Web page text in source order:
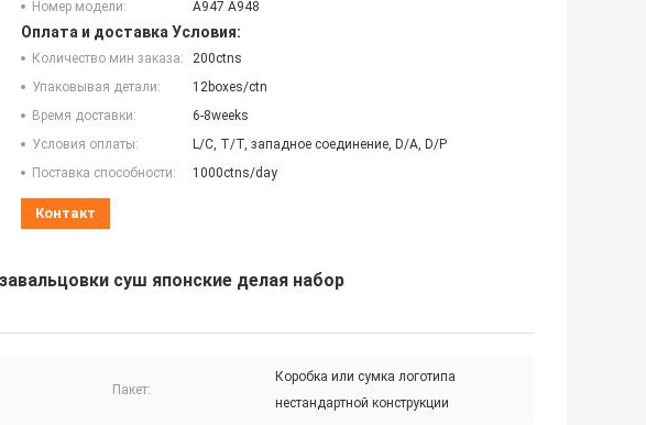
Номер модели:
A947 A948
Оплата и доставка Условия:
Количество мин заказа:
200ctns
Упаковывая детали:
12boxes/ctn
Время доставки:
6-8weeks
Условия оплаты:
L/C, T/T, западное соединение, D/A, D/P
Поставка способности:
1000ctns/day
Контакт
суш японские делая набор
Пакет:
Коробка или сумка логотипа
нестандартной конструкции